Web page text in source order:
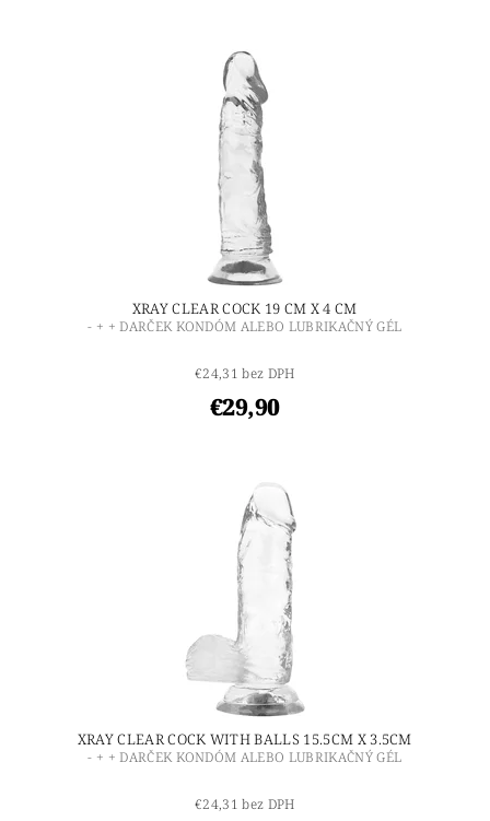
XRAY CLEAR COCK 19 CM X 4 CM
- + + DARČEK KONDÓM ALEBO LUBRIKAČNÝ GÉL
€24,31 bez DPH
€29,90
XRAY CLEAR COCK WITH BALLS 15.5CM X 3.5CM
- + + DARČEK KONDÓM ALEBO LUBRIKAČNÝ GÉL
€24,31 bez DPH